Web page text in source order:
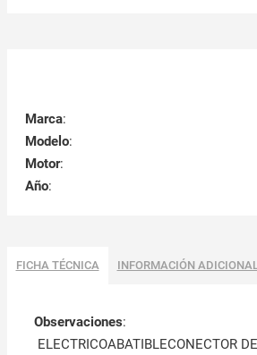
Marca:
Modelo:
Motor:
Año:
FICHA TÉCNICA INFORMACIÓN ADICIONAL
Observaciones:
ELECTRICOABATIBLECONECTOR